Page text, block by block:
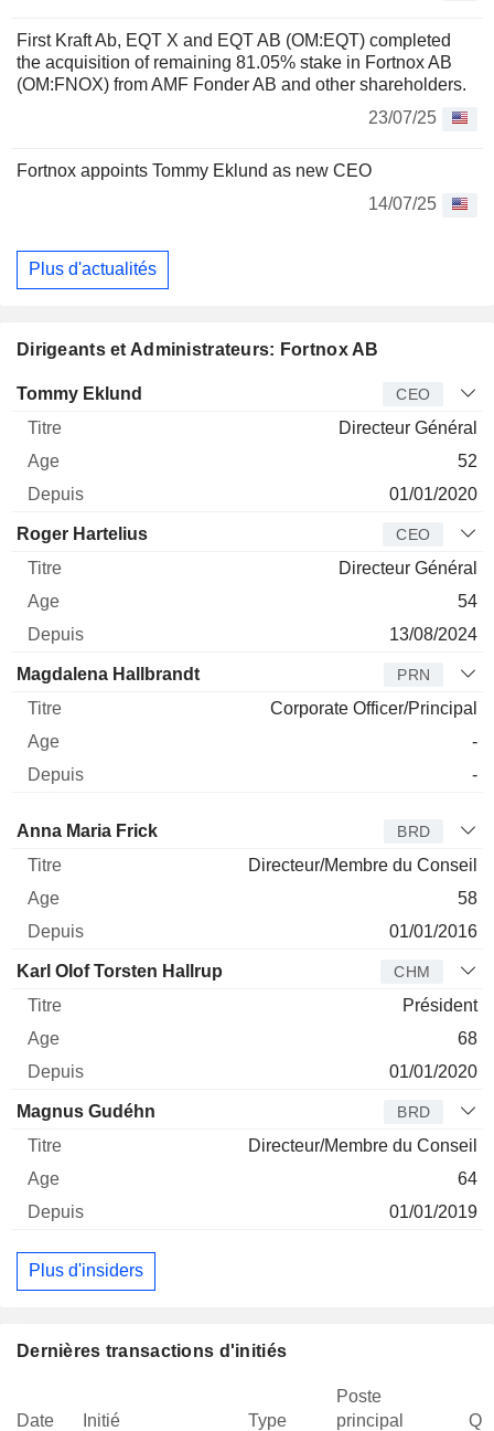
First Kraft Ab, EQT X and EQT AB (OM:EQT) completed
the acquisition of remaining 81.05% stake in Fortnox AB
(OM:FNOX) from AMF Fonder AB and other shareholders.
23/07/25
Fortnox appoints Tommy Eklund as new CEO
14/07/25
Plus d'actualités
Dirigeants et Administrateurs: Fortnox AB
Dirigeant Titre
Tommy Eklund CEO
Directeur Général
52
01/01/2020
Roger Hartelius CEO
Directeur Général
54
13/08/2024
Magdalena Hallbrandt PRN
Corporate Officer/Principal
-
-
Administrateur Titre
Anna Maria Frick BRD
Directeur/Membre du Conseil
58
01/01/2016
Karl Olof Torsten Hallrup CHM
Président
68
01/01/2020
Magnus Gudéhn BRD
Directeur/Membre du Conseil
64
01/01/2019
Plus d'insiders
Dernières transactions d'initiés
Date Initié Type
Poste
principal